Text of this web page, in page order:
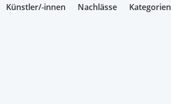
Künstler/-innen Nachlässe Kategorien